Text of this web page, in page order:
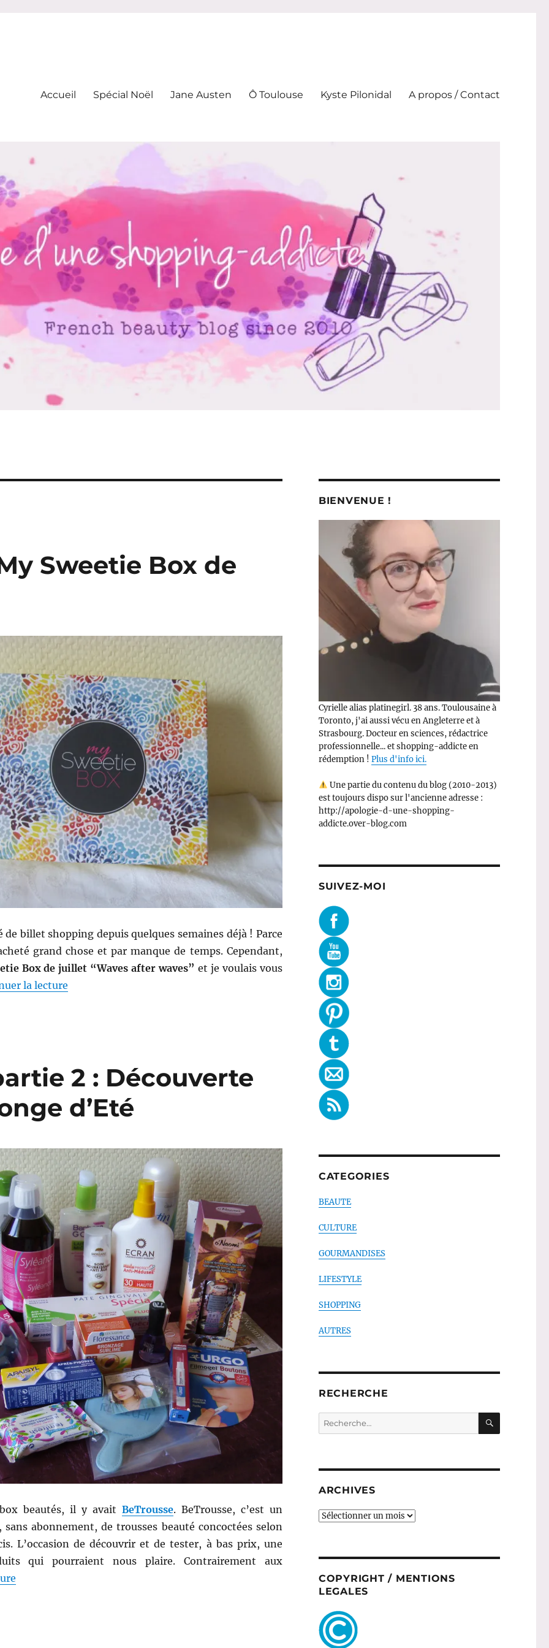
Accueil Spécial Noël Jane Austen Ô Toulouse Kyste Pilonidal A propos / Contact
Sweetie Box de
de billet shopping depuis quelques semaines déjà ! Parce
grand chose et par manque de temps. Cependant,
Box de juillet “Waves after waves” et je voulais vous
la lecturede « Shopping # 239 : My Sweetie Box de juillet est arrivée ! »
2 : Découverte
d’Eté
beautés, il y avait BeTrousse. BeTrousse, c’est un
sans abonnement, de trousses beauté concoctées selon
L’occasion de découvrir et de tester, à bas prix, une
qui pourraient nous plaire. Contrairement aux
de « Shopping # 235, partie 2 : Découverte de la BeTrousse Songe d’Eté »
BIENVENUE !
Cyrielle alias platinegirl. 38 ans. Toulousaine à
Toronto, j'ai aussi vécu en Angleterre et à
Strasbourg. Docteur en sciences, rédactrice
professionnelle... et shopping-addicte en
rédemption ! Plus d'info ici.
Une partie du contenu du blog (2010-2013)
est toujours dispo sur l'ancienne adresse :
http://apologie-d-une-shopping-
addicte.over-blog.com
SUIVEZ-MOI
CATEGORIES
BEAUTE
CULTURE
GOURMANDISES
LIFESTYLE
SHOPPING
AUTRES
RECHERCHE
Recherche
pour :
ARCHIVES
ARCHIVES
COPYRIGHT / MENTIONS
LEGALES